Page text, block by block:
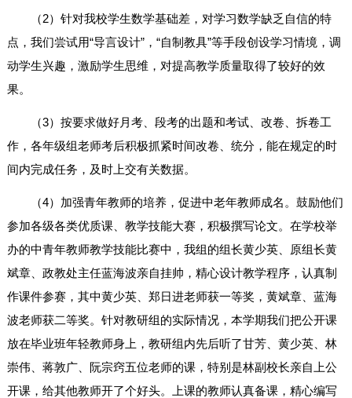
（2）针对我校学生数学基础差，对学习数学缺乏自信的特
点，我们尝试用“导言设计”，“自制教具”等手段创设学习情境，调
动学生兴趣，激励学生思维，对提高教学质量取得了较好的效
果。
（3）按要求做好月考、段考的出题和考试、改卷、拆卷工
作，各年级组老师考后积极抓紧时间改卷、统分，能在规定的时
间内完成任务，及时上交有关数据。
（4）加强青年教师的培养，促进中老年教师成名。鼓励他们
参加各级各类优质课、教学技能大赛，积极撰写论文。在学校举
办的中青年教师教学技能比赛中，我组的组长黄少英、原组长黄
斌章、政教处主任蓝海波亲自挂帅，精心设计教学程序，认真制
作课件参赛，其中黄少英、郑日进老师获一等奖，黄斌章、蓝海
波老师获二等奖。针对教研组的实际情况，本学期我们把公开课
放在毕业班年轻教师身上，教研组内先后听了甘芳、黄少英、林
崇伟、蒋敦广、阮宗窍五位老师的课，特别是林副校长亲自上公
开课，给其他教师开了个好头。上课的教师认真备课，精心编写